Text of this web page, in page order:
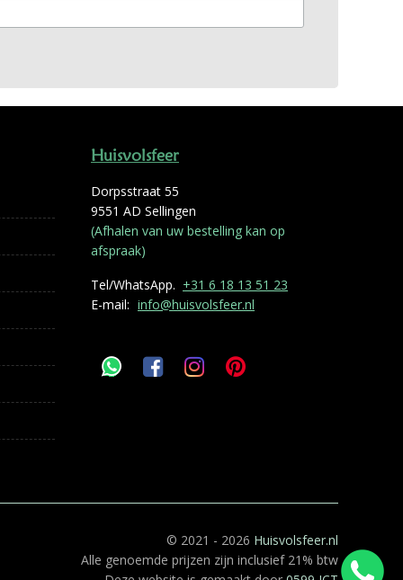
Huisvolsfeer
Dorpsstraat 55
9551 AD Sellingen
(Afhalen van uw bestelling kan op
afspraak)
Tel/WhatsApp. +31 6 18 13 51 23
E-mail: info@huisvolsfeer.nl
© 2021 - 2026 Huisvolsfeer.nl
Alle genoemde prijzen zijn inclusief 21% btw